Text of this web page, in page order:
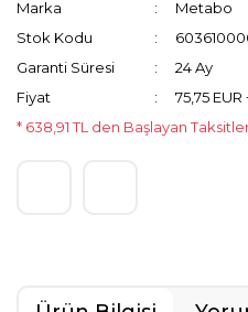
Marka
Metabo
Stok Kodu
Garanti Süresi
24 Ay
Fiyat
75,75 EUR
* 638,91 TL den Başlayan